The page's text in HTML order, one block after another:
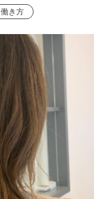
働き方